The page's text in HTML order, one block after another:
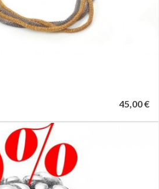
45,00 €